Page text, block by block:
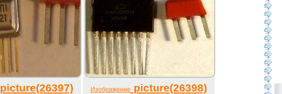
picture(26397) Изображение picture(26398)